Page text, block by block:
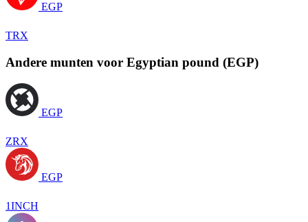
EGP
TRX
Andere munten voor Egyptian pound (EGP)
EGP
ZRX
EGP
1INCH